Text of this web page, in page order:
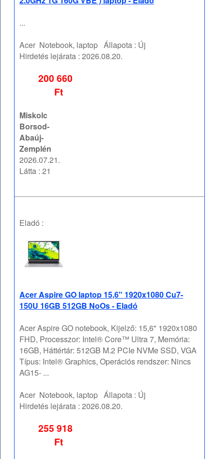
...
Acer Notebook, laptop Állapota : Új
Hirdetés lejárata :2026.08.20.
200 660
Ft
Miskolc
Borsod-
Abaúj-
Zemplén
2026.07.21.
Látta : 21
Eladó :
Acer Aspire GO laptop 15,6" 1920x1080 Cu7-
150U 16GB 512GB NoOs - Eladó
Acer Aspire GO notebook, Kijelző: 15,6" 1920x1080
FHD, Processzor: Intel® Core™ Ultra 7, Memória:
16GB, Háttértár: 512GB M.2 PCIe NVMe SSD, VGA
Típus: Intel® Graphics, Operációs rendszer: Nincs
AG15- ...
Acer Notebook, laptop Állapota : Új
Hirdetés lejárata :2026.08.20.
255 918
Ft